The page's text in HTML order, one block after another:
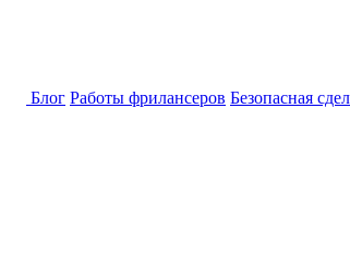
Блог Работы фрилансеров Безопасная